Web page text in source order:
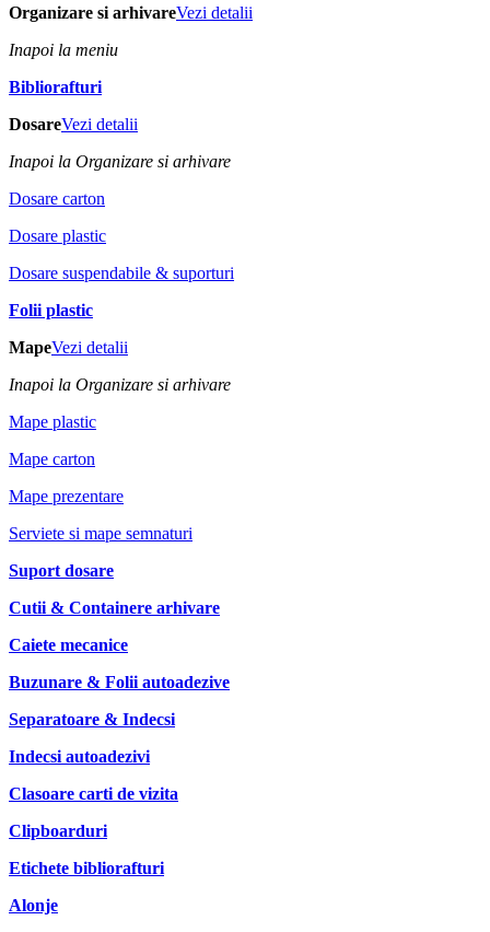
Organizare si arhivareVezi detalii
Inapoi la meniu
Bibliorafturi
DosareVezi detalii
Inapoi la Organizare si arhivare
Dosare carton
Dosare plastic
Dosare suspendabile & suporturi
Folii plastic
MapeVezi detalii
Inapoi la Organizare si arhivare
Mape plastic
Mape carton
Mape prezentare
Serviete si mape semnaturi
Suport dosare
Cutii & Containere arhivare
Caiete mecanice
Buzunare & Folii autoadezive
Separatoare & Indecsi
Indecsi autoadezivi
Clasoare carti de vizita
Clipboarduri
Etichete bibliorafturi
Alonje